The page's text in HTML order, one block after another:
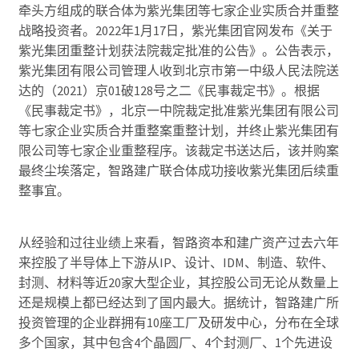
牵头方组成的联合体为紫光集团等七家企业实质合并重整
战略投资者。2022年1月17日，紫光集团官网发布《关于
紫光集团重整计划获法院裁定批准的公告》。公告表示，
紫光集团有限公司管理人收到北京市第一中级人民法院送
达的（2021）京01破128号之二《民事裁定书》。根据
《民事裁定书》，北京一中院裁定批准紫光集团有限公司
等七家企业实质合并重整案重整计划，并终止紫光集团有
限公司等七家企业重整程序。该裁定书送达后，该并购案
最终尘埃落定，智路建广联合体成功接收紫光集团后续重
整事宜。
从经验和过往业绩上来看，智路资本和建广资产过去六年
来控股了半导体上下游从IP、设计、IDM、制造、软件、
封测、材料等近20家大型企业，其控股公司无论从数量上
还是规模上都已经达到了国内最大。据统计，智路建广所
投资管理的企业群拥有10座工厂及研发中心，分布在全球
多个国家，其中包含4个晶圆厂、4个封测厂、1个先进设